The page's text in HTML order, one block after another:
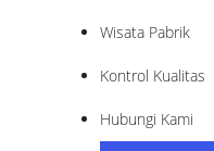
Wisata Pabrik
Kontrol Kualitas
Hubungi Kami